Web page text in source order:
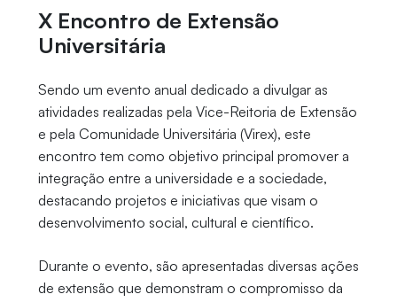
X Encontro de Extensão
Universitária
Sendo um evento anual dedicado a divulgar as
atividades realizadas pela Vice-Reitoria de Extensão
e pela Comunidade Universitária (Virex), este
encontro tem como objetivo principal promover a
integração entre a universidade e a sociedade,
destacando projetos e iniciativas que visam o
desenvolvimento social, cultural e científico.
Durante o evento, são apresentadas diversas ações
de extensão que demonstram o compromisso da